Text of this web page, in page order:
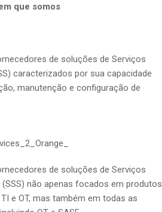
que somos
de soluções de Serviços
caracterizados por sua capacidade
manutenção e configuração de
de soluções de Serviços
não apenas focados em produtos
e OT, mas também em todas as